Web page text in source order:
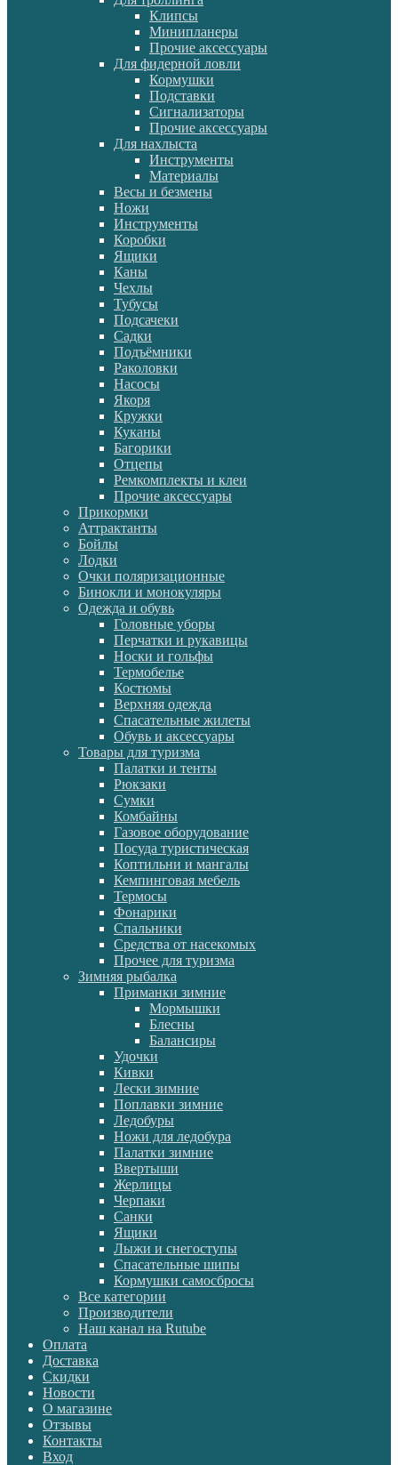
Клипсы
Минипланеры
Прочие аксессуары
Для фидерной ловли
Кормушки
Подставки
Сигнализаторы
Прочие аксессуары
Для нахлыста
Инструменты
Материалы
Весы и безмены
Ножи
Инструменты
Коробки
Ящики
Каны
Чехлы
Тубусы
Подсачеки
Садки
Подъёмники
Раколовки
Насосы
Якоря
Кружки
Куканы
Багорики
Отцепы
Ремкомплекты и клеи
Прочие аксессуары
Прикормки
Аттрактанты
Бойлы
Лодки
Очки поляризационные
Бинокли и монокуляры
Одежда и обувь
Головные уборы
Перчатки и рукавицы
Носки и гольфы
Термобелье
Костюмы
Верхняя одежда
Спасательные жилеты
Обувь и аксессуары
Товары для туризма
Палатки и тенты
Рюкзаки
Сумки
Комбайны
Газовое оборудование
Посуда туристическая
Коптильни и мангалы
Кемпинговая мебель
Термосы
Фонарики
Спальники
Средства от насекомых
Прочее для туризма
Зимняя рыбалка
Приманки зимние
Мормышки
Блесны
Балансиры
Удочки
Кивки
Лески зимние
Поплавки зимние
Ледобуры
Ножи для ледобура
Палатки зимние
Ввертыши
Жерлицы
Черпаки
Санки
Ящики
Лыжи и снегоступы
Спасательные шипы
Кормушки самосбросы
Все категории
Производители
Наш канал на Rutube
Оплата
Доставка
Скидки
Новости
О магазине
Отзывы
Контакты
Вход